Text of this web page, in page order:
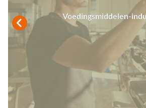
Voedingsmiddelen-